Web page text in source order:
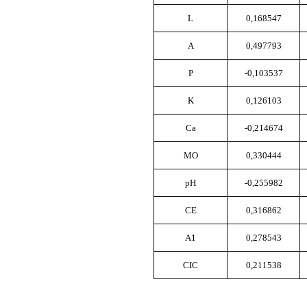
L 0,168547
A 0,497793
P -0,103537
K 0,126103
Ca -0,214674
MO 0,330444
pH -0,255982
CE 0,316862
A1 0,278543
CIC 0,211538